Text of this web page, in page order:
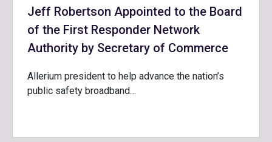
Jeff Robertson Appointed to the Board
of the First Responder Network
Authority by Secretary of Commerce
Allerium president to help advance the nation’s
public safety broadband…